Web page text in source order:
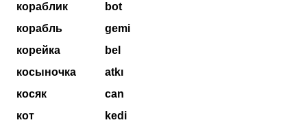
кораблик
корабль
корейка
косыночка
косяк
кот
bot
gemi
bel
atkı
can
kedi